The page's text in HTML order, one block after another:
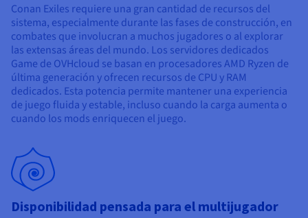
Conan Exiles requiere una gran cantidad de recursos del
sistema, especialmente durante las fases de construcción, en
combates que involucran a muchos jugadores o al explorar
las extensas áreas del mundo. Los servidores dedicados
Game de OVHcloud se basan en procesadores AMD Ryzen de
última generación y ofrecen recursos de CPU y RAM
dedicados. Esta potencia permite mantener una experiencia
de juego fluida y estable, incluso cuando la carga aumenta o
cuando los mods enriquecen el juego.
Disponibilidad pensada para el multijugador